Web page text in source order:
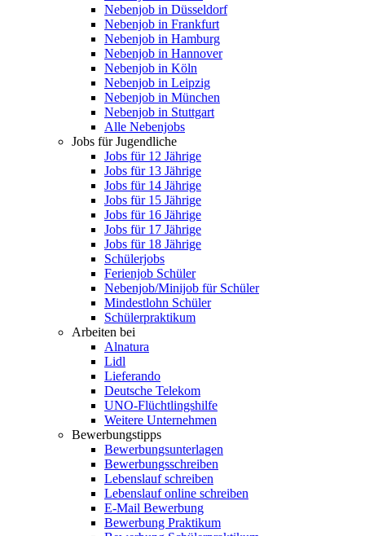
Nebenjob in Düsseldorf
Nebenjob in Frankfurt
Nebenjob in Hamburg
Nebenjob in Hannover
Nebenjob in Köln
Nebenjob in Leipzig
Nebenjob in München
Nebenjob in Stuttgart
Alle Nebenjobs
Jobs für Jugendliche
Jobs für 12 Jährige
Jobs für 13 Jährige
Jobs für 14 Jährige
Jobs für 15 Jährige
Jobs für 16 Jährige
Jobs für 17 Jährige
Jobs für 18 Jährige
Schülerjobs
Ferienjob Schüler
Nebenjob/Minijob für Schüler
Mindestlohn Schüler
Schülerpraktikum
Arbeiten bei
Alnatura
Lidl
Lieferando
Deutsche Telekom
UNO-Flüchtlingshilfe
Weitere Unternehmen
Bewerbungstipps
Bewerbungsunterlagen
Bewerbungsschreiben
Lebenslauf schreiben
Lebenslauf online schreiben
E-Mail Bewerbung
Bewerbung Praktikum